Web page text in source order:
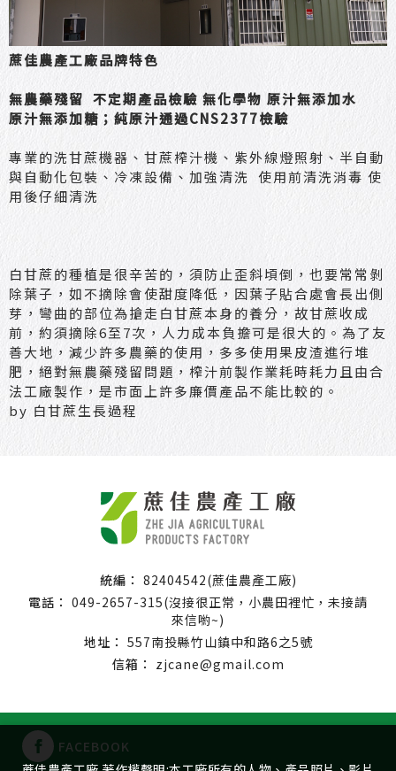
蔗佳農產工廠品牌特色
無農藥殘留 不定期產品檢驗 無化學物 原汁無添加水
原汁無添加糖；純原汁通過CNS2377檢驗
專業的洗甘蔗機器、甘蔗榨汁機、紫外線燈照射、半自動
與自動化包裝、冷凍設備、加強清洗 使用前清洗消毒 使
用後仔細清洗
白甘蔗的種植是很辛苦的，須防止歪斜頃倒，也要常常剝
除葉子，如不摘除會使甜度降低，因葉子貼合處會長出側
芽，彎曲的部位為搶走白甘蔗本身的養分，故甘蔗收成
前，約須摘除6至7次，人力成本負擔可是很大的。為了友
善大地，減少許多農藥的使用，多多使用果皮渣進行堆
肥，絕對無農藥殘留問題，榨汁前製作業耗時耗力且由合
法工廠製作，是市面上許多廉價產品不能比較的。
by 白甘蔗生長過程
統編： 82404542(蔗佳農產工廠)
電話： 049-2657-315(沒接很正常，小農田裡忙，未接請
來信喲~)
地址： 557南投縣竹山鎮中和路6之5號
信箱： zjcane@gmail.com
FACEBOOK